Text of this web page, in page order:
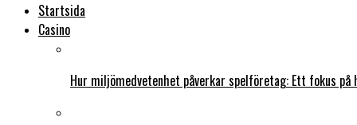
Startsida
Casino
Hur miljömedvetenhet påverkar spelföretag: Ett fokus på